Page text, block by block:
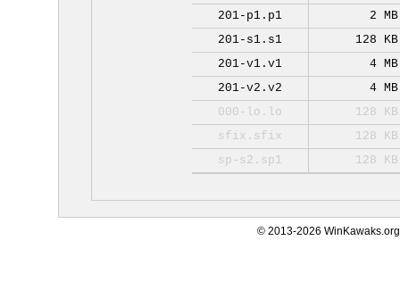
201-p1.p1
2 MB
201-s1.s1
128 KB
201-v1.v1
4 MB
201-v2.v2
4 MB
000-lo.lo
128 KB
sfix.sfix
128 KB
sp-s2.sp1
128 KB
© 2013-2026